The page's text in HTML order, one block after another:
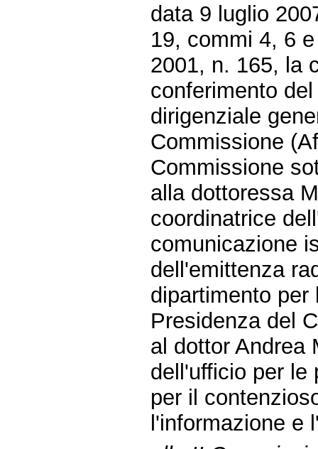
data 9 luglio
19, commi 4, 6
2001, n. 165, la
conferimento
dirigenziale
Commissione
Commissione
alla dottoressa
coordinatrice
comunicazione
dell'emittenza
dipartimento per
Presidenza del
al dottor Andrea
dell'ufficio per le
per il
l'informazione e